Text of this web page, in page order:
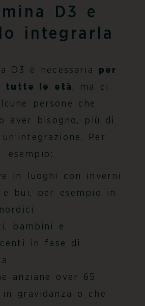
D3 e
integrarla
D3 è necessaria per
tutte le età , ma ci
persone che
aver bisogno, più di
Per
esempio:
in luoghi con inverni
e bui, per esempio in
bambini e
in fase di
anziane over 65
in gravidanza o che